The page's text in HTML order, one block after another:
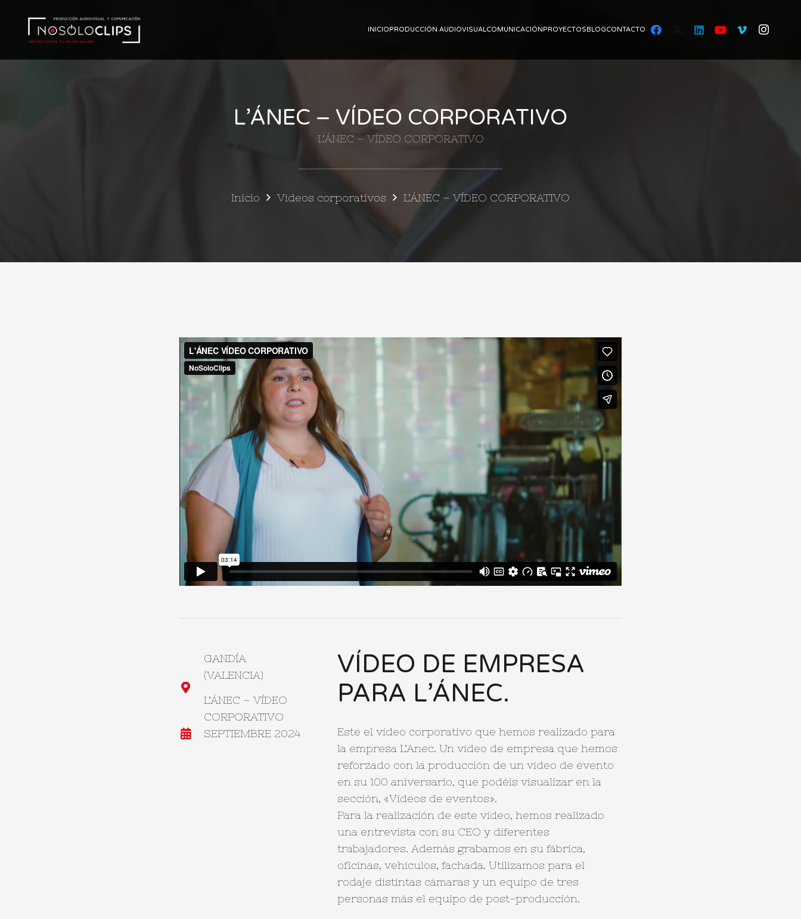
INICIOPRODUCCIÓN AUDIOVISUALCOMUNICACIÓNPROYECTOSBLOGCONTACTO
L’ÁNEC – VÍDEO CORPORATIVO
L’ÁNEC – VÍDEO CORPORATIVO
Inicio Vídeos corporativos L’ÁNEC – VÍDEO CORPORATIVO
GANDÍA
(VALENCIA)
L’ÁNEC – VÍDEO
CORPORATIVO
SEPTIEMBRE 2024
VÍDEO DE EMPRESA
PARA L’ÁNEC.
Este el vídeo corporativo que hemos realizado para
la empresa L’Anec. Un vídeo de empresa que hemos
reforzado con la producción de un vídeo de evento
en su 100 aniversario, que podéis visualizar en la
sección, «Vídeos de eventos».
Para la realización de este vídeo, hemos realizado
una entrevista con su CEO y diferentes
trabajadores. Además grabamos en su fábrica,
oficinas, vehículos, fachada. Utilizamos para el
rodaje distintas cámaras y un equipo de tres
personas más el equipo de post-producción.